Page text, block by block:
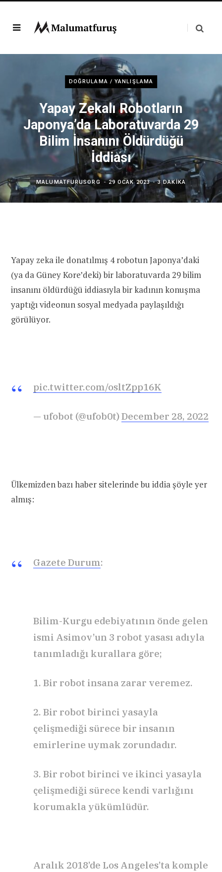
DOĞRULAMA / YANLIŞLAMA
Yapay Zekalı Robotların
Japonya’da Laboratuvarda 29
Bilim İnsanını Öldürdüğü
İddiası
MALUMATFURUSORG 29 OCAK 2023 3 DAKIKA
Yapay zeka ile donatılmış 4 robotun Japonya’daki
(ya da Güney Kore’deki) bir laboratuvarda 29 bilim
insanını öldürdüğü iddiasıyla bir kadının konuşma
yaptığı videonun sosyal medyada paylaşıldığı
görülüyor.
pic.twitter.com/osltZpp16K
— ufobot (@ufob0t)December 28, 2022
Ülkemizden bazı haber sitelerinde bu iddia şöyle yer
almış:
Gazete Durum:
Bilim-Kurgu edebiyatının önde gelen
ismi Asimov’un 3 robot yasası adıyla
tanımladığı kurallara göre;
1. Bir robot insana zarar veremez.
2. Bir robot birinci yasayla
çelişmediği sürece bir insanın
emirlerine uymak zorundadır.
3. Bir robot birinci ve ikinci yasayla
çelişmediği sürece kendi varlığını
korumakla yükümlüdür.
Aralık 2018’de Los Angeles’ta komple